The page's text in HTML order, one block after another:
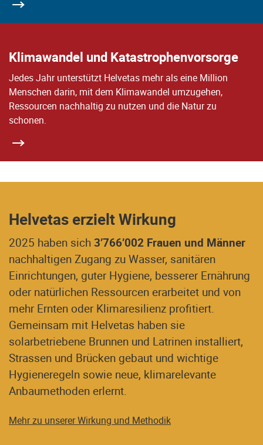
Klimawandel und Katastrophenvorsorge
Jedes Jahr unterstützt Helvetas mehr als eine Million
Menschen darin, mit dem Klimawandel umzugehen,
Ressourcen nachhaltig zu nutzen und die Natur zu
schonen.
Helvetas erzielt Wirkung
2025 haben sich3’766’002 Frauen und Männer
nachhaltigen Zugang zu Wasser, sanitären
Einrichtungen, guter Hygiene, besserer Ernährung
oder natürlichen Ressourcen erarbeitet und von
mehr Ernten oder Klimaresilienz profitiert.
Gemeinsam mit Helvetas haben sie
solarbetriebene Brunnen und Latrinen installiert,
Strassen und Brücken gebaut und wichtige
Hygieneregeln sowie neue, klimarelevante
Anbaumethoden erlernt.
Mehr zu unserer Wirkung und Methodik